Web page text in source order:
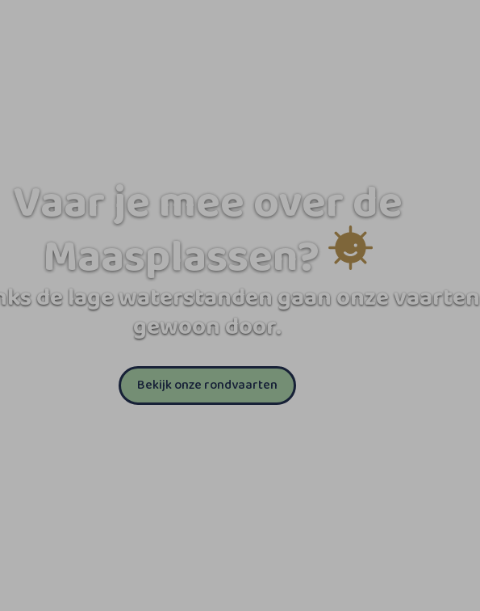
Vaar je mee over de
Maasplassen?
de lage waterstanden gaan onze vaarten
gewoon door.
Bekijk onze rondvaarten